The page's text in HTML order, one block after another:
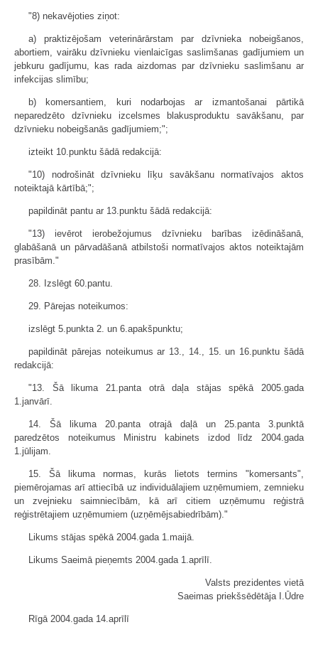
"8) nekavējoties ziņot:
a) praktizējošam veterinārārstam par dzīvnieka nobeigšanos,
abortiem, vairāku dzīvnieku vienlaicīgas saslimšanas gadījumiem un
jebkuru gadījumu, kas rada aizdomas par dzīvnieku saslimšanu ar
infekcijas slimību;
b) komersantiem, kuri nodarbojas ar izmantošanai pārtikā
neparedzēto dzīvnieku izcelsmes blakusproduktu savākšanu, par
dzīvnieku nobeigšanās gadījumiem;";
izteikt 10.punktu šādā redakcijā:
"10) nodrošināt dzīvnieku līķu savākšanu normatīvajos aktos
noteiktajā kārtībā;";
papildināt pantu ar 13.punktu šādā redakcijā:
"13) ievērot ierobežojumus dzīvnieku barības izēdināšanā,
glabāšanā un pārvadāšanā atbilstoši normatīvajos aktos noteiktajām
prasībām."
28. Izslēgt 60.pantu.
29. Pārejas noteikumos:
izslēgt 5.punkta 2. un 6.apakšpunktu;
papildināt pārejas noteikumus ar 13., 14., 15. un 16.punktu šādā
redakcijā:
"13. Šā likuma 21.panta otrā daļa stājas spēkā 2005.gada
1.janvārī.
14. Šā likuma 20.panta otrajā daļā un 25.panta 3.punktā
paredzētos noteikumus Ministru kabinets izdod līdz 2004.gada
1.jūlijam.
15. Šā likuma normas, kurās lietots termins "komersants",
piemērojamas arī attiecībā uz individuālajiem uzņēmumiem, zemnieku
un zvejnieku saimniecībām, kā arī citiem uzņēmumu reģistrā
reģistrētajiem uzņēmumiem (uzņēmējsabiedrībām)."
Likums stājas spēkā 2004.gada 1.maijā.
Likums Saeimā pieņemts 2004.gada 1.aprīlī.
Valsts prezidentes vietā
Saeimas priekšsēdētāja I.Ūdre
Rīgā 2004.gada 14.aprīlī